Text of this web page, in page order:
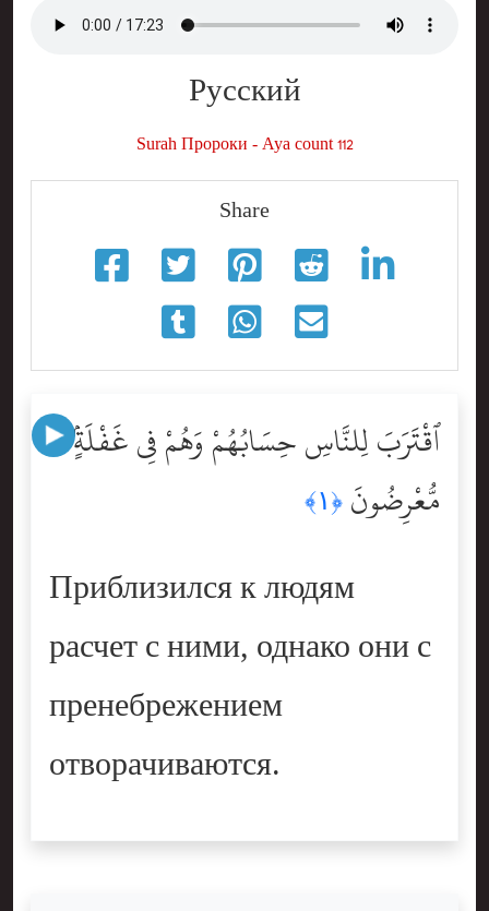
Русский
Surah Пророки - Aya count 112
Share
ٱقْتَرَبَ لِلنَّاسِ حِسَابُهُمْ وَهُمْ فِى غَفْلَةٍۢ
مُّعْرِضُونَ ﴿١﴾
Приблизился к людям
расчет с ними, однако они с
пренебрежением
отворачиваются.